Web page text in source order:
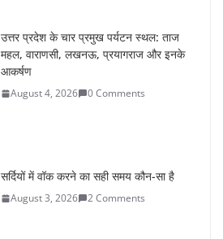
उत्तर प्रदेश के चार प्रमुख पर्यटन स्थल: ताज
महल, वाराणसी, लखनऊ, प्रयागराज और इनके
आकर्षण
August 4, 2026 0 Comments
सर्दियों में वॉक करने का सही समय कौन-सा है
August 3, 2026 2 Comments